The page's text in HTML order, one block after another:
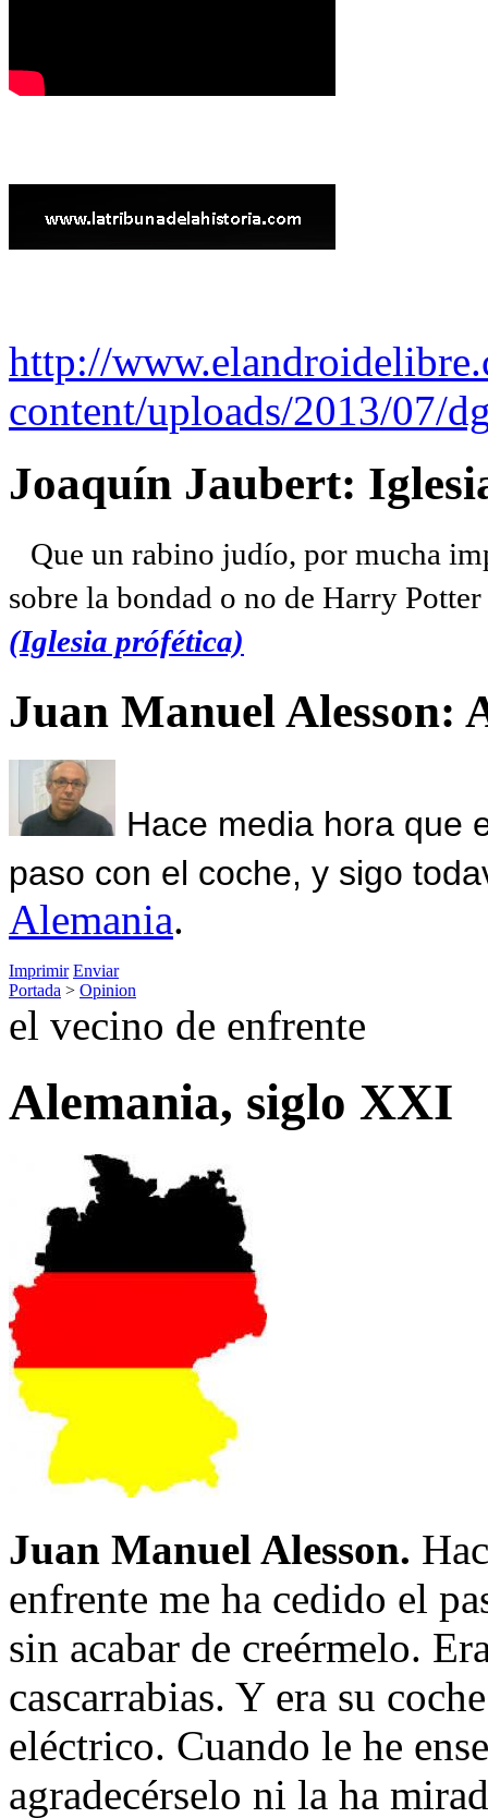
http://
content/uploads/2013/07/
Joaquín Jaubert:
Que un rabino judío, por mucha
sobre la bondad o no de Harry
(Iglesia prófética)
Juan Manuel Alesson:
Hace media hora que
paso con el coche, y sigo
Alemania.
Imprimir Enviar
Portada > Opinion
el vecino de enfrente
Alemania, siglo XXI
Juan Manuel Alesson.
enfrente me ha cedido el
sin acabar de creérmelo.
cascarrabias. Y era su
eléctrico. Cuando le he
agradecérselo ni la ha